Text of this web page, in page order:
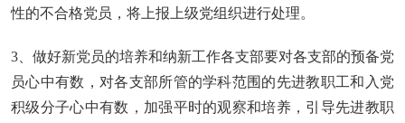
性的不合格党员，将上报上级党组织进行处理。
3、做好新党员的培养和纳新工作各支部要对各支部的预备党
员心中有数，对各支部所管的学科范围的先进教职工和入党
积级分子心中有数，加强平时的观察和培养，引导先进教职